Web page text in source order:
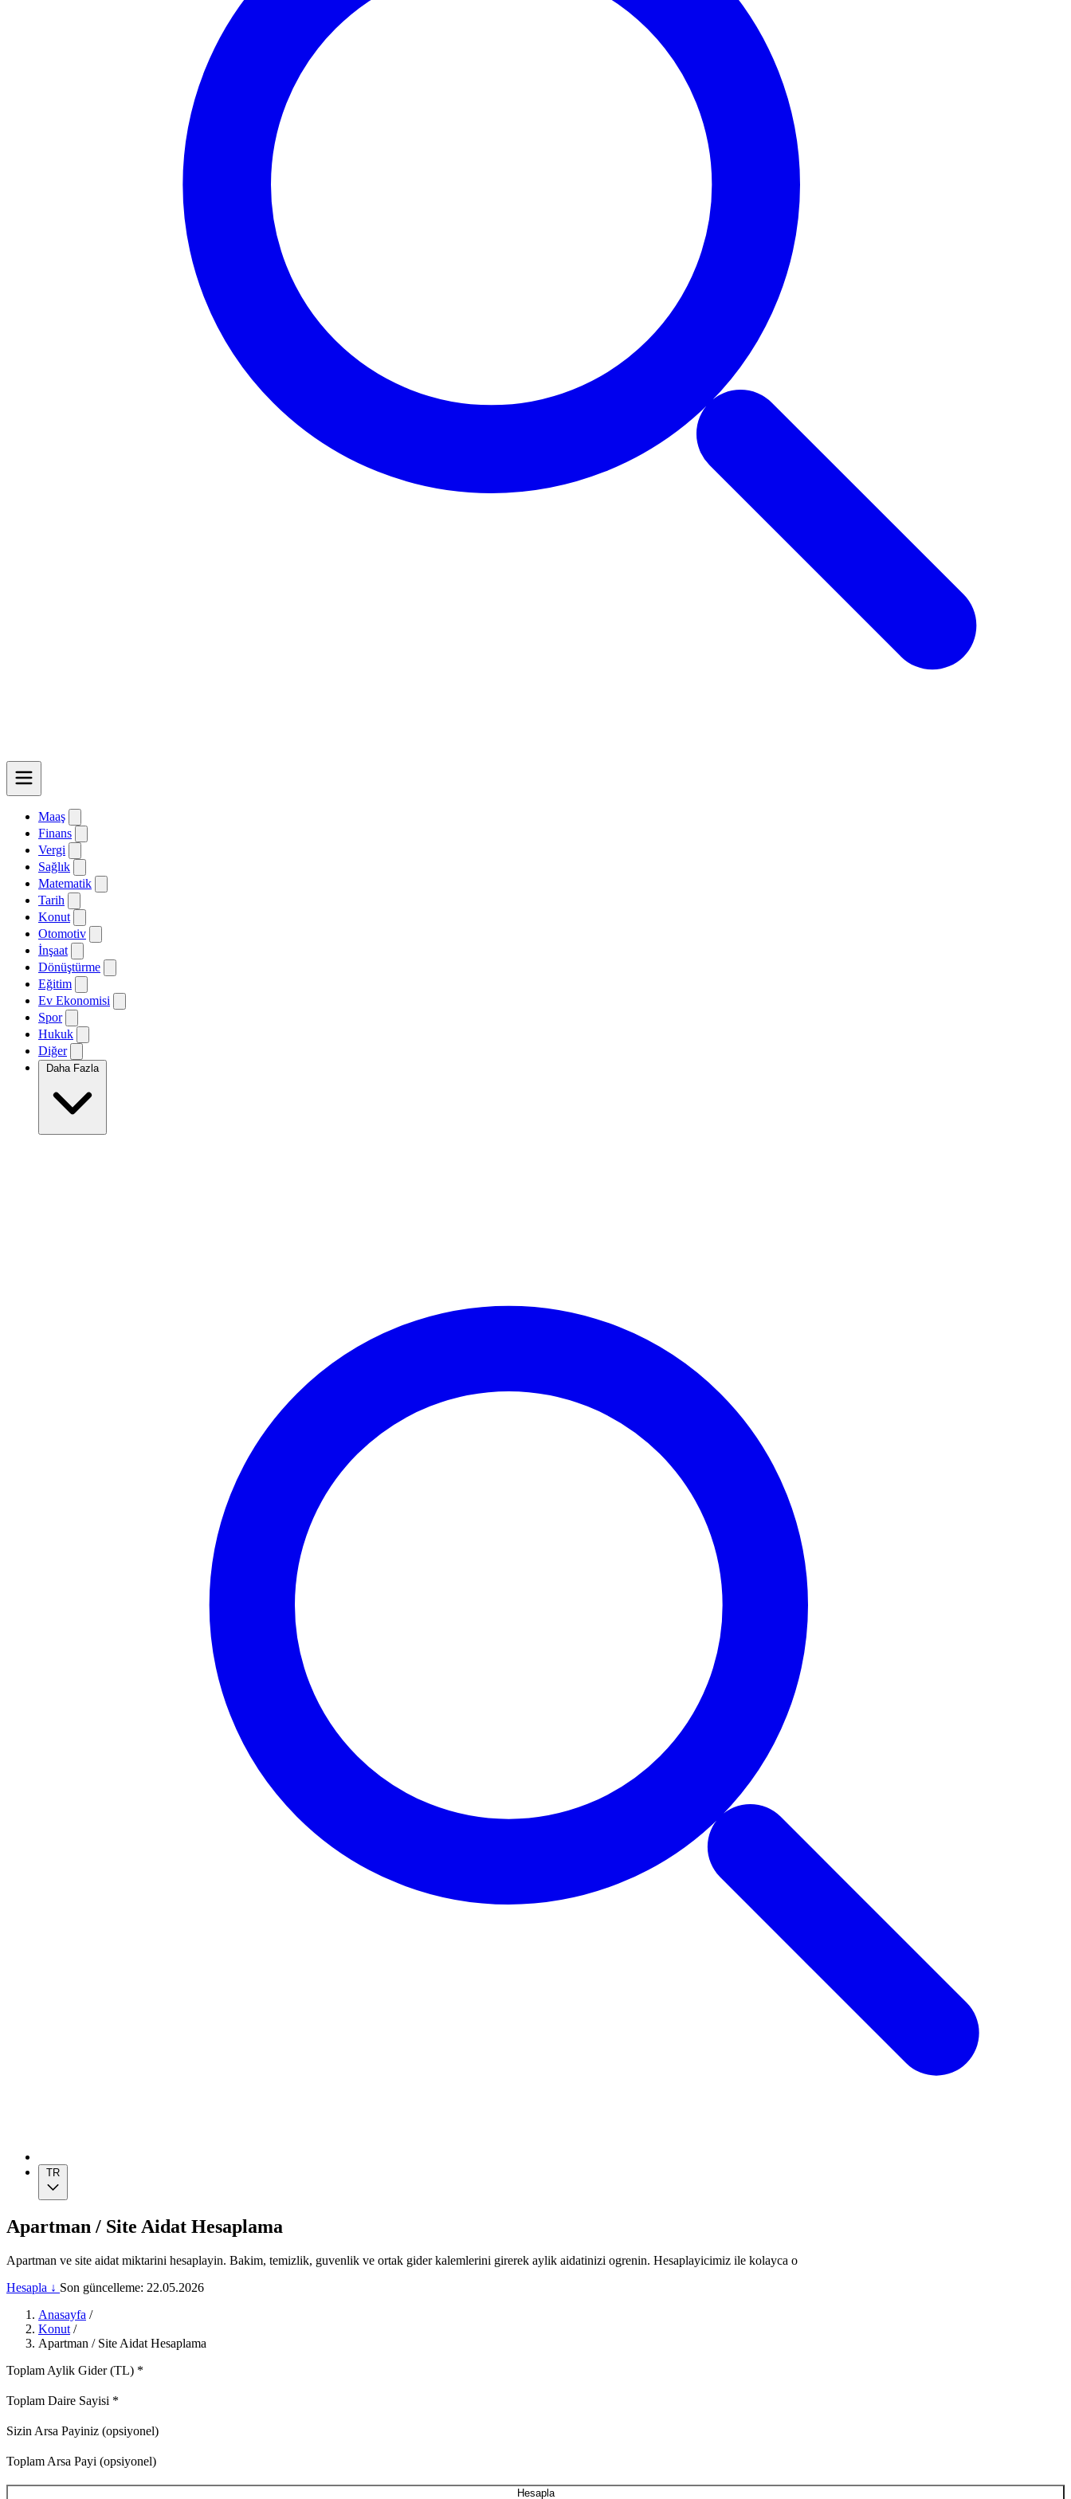
Maaş
Finans
Vergi
Sağlık
Matematik
Tarih
Konut
Otomotiv
İnşaat
Dönüştürme
Eğitim
Ev Ekonomisi
Spor
Hukuk
Diğer
Daha Fazla
TR
Apartman / Site Aidat Hesaplama
Apartman ve site aidat miktarini hesaplayin. Bakim, temizlik, guvenlik ve ortak gider kalemlerini girerek aylik aidatinizi ogrenin. Hesaplayicimiz ile kolayca o
Hesapla ↓ Son güncelleme: 22.05.2026
Anasayfa /
Konut /
Apartman / Site Aidat Hesaplama
Toplam Aylik Gider (TL) *
Toplam Daire Sayisi *
Sizin Arsa Payiniz (opsiyonel)
Toplam Arsa Payi (opsiyonel)
Hesapla